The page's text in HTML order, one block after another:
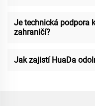
Je technická podpora
zahraničí?
Jak zajistí HuaDa